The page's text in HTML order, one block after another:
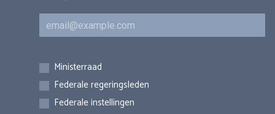
E-mail
Inschrijvingen
Ministerraad
Federale regeringsleden
Federale instellingen